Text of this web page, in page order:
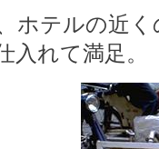
ホテルの近
入れて満足。